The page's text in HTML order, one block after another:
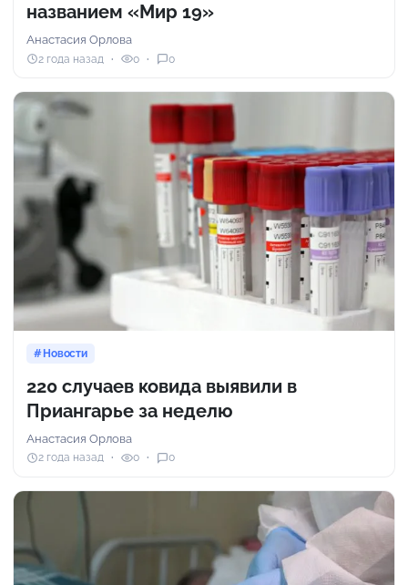
названием «Мир 19»
Анастасия Орлова
2 года назад 0 0
Новости
220 случаев ковида выявили в
Приангарье за неделю
Анастасия Орлова
2 года назад 0 0